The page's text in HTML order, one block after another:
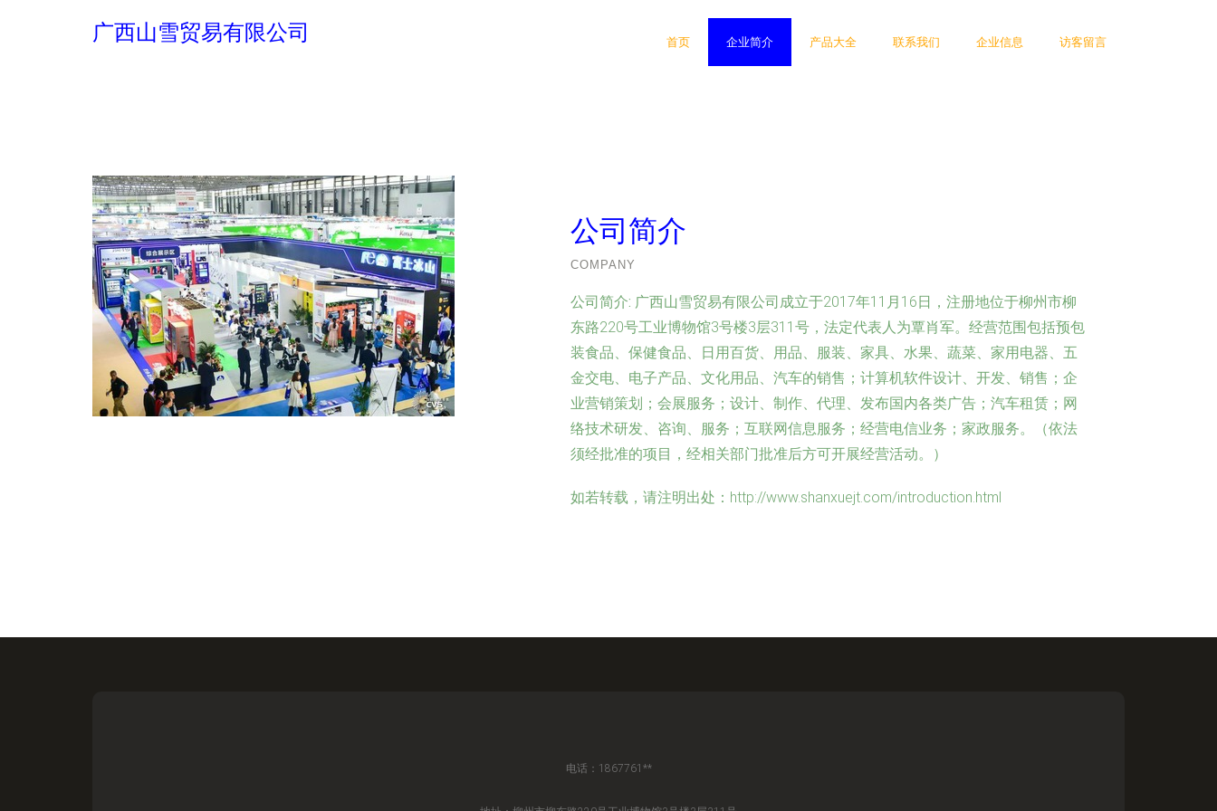
广西山雪贸易有限公司 首页 企业简介 产品大全 联系我们 企业信息 访客留言
公司简介
COMPANY
公司简介: 广西山雪贸易有限公司成立于2017年11月16日，注册地位于柳州市柳
东路220号工业博物馆3号楼3层311号，法定代表人为覃肖军。经营范围包括预包
装食品、保健食品、日用百货、用品、服装、家具、水果、蔬菜、家用电器、五
金交电、电子产品、文化用品、汽车的销售；计算机软件设计、开发、销售；企
业营销策划；会展服务；设计、制作、代理、发布国内各类广告；汽车租赁；网
络技术研发、咨询、服务；互联网信息服务；经营电信业务；家政服务。（依法
须经批准的项目，经相关部门批准后方可开展经营活动。）
如若转载，请注明出处：http://www.shanxuejt.com/introduction.html
电话：1867761**